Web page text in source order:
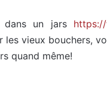
dans un jars
vieux bouchers,
quand même!